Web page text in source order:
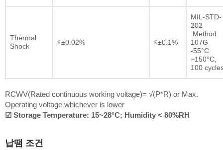
Thermal
Shock
≦±0.02% ≦±0.1%
MIL-STD-
202
Method
107G
-55°C
~150°C,
100
RCWV(Rated continuous working voltage)= √(P*R) or Max.
Operating voltage whichever is lower
☑ Storage Temperature: 15~28°C; Humidity < 80%RH
납땜 조건